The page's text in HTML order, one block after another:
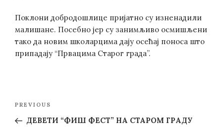
Поклони добродошлице пријатно су изненадили
малишане. Посебно јер су занимљиво осмишљени
тако да новим школарцима дају осећај поноса што
припадају “Првацима Старог града”.
Post
Previous
Post
PREVIOUS
ДЕВЕТИ “ФИШ ФЕСТ” НА СТАРОМ ГРАДУ